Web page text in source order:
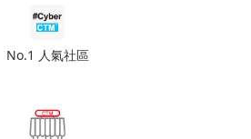
No.1 人氣社區